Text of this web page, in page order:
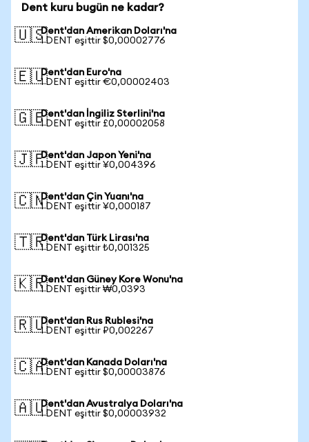
Dent kuru bugün ne kadar?
🇺🇸Dent'dan Amerikan Doları'na
1 DENT eşittir $0,00002776
🇪🇺Dent'dan Euro'na
1 DENT eşittir €0,00002403
🇬🇧Dent'dan İngiliz Sterlini'na
1 DENT eşittir £0,00002058
🇯🇵Dent'dan Japon Yeni'na
1 DENT eşittir ¥0,004396
🇨🇳Dent'dan Çin Yuanı'na
1 DENT eşittir ¥0,000187
🇹🇷Dent'dan Türk Lirası'na
1 DENT eşittir ₺0,001325
🇰🇷Dent'dan Güney Kore Wonu'na
1 DENT eşittir ₩0,0393
🇷🇺Dent'dan Rus Rublesi'na
1 DENT eşittir ₽0,002267
🇨🇦Dent'dan Kanada Doları'na
1 DENT eşittir $0,00003876
🇦🇺Dent'dan Avustralya Doları'na
1 DENT eşittir $0,00003932